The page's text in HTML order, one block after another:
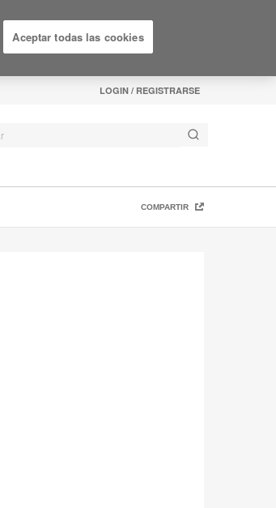
LOGIN / REGISTRARSE
COMPARTIR
Aceptar todas las cookies